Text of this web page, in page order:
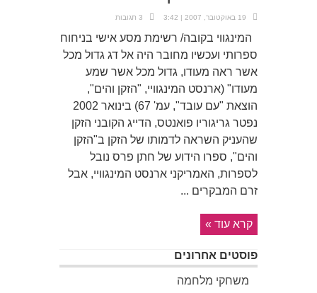
19 באוקטובר, 2007 | 3:42 3 תגובות
המינגווי בקובה/ רשימת מסע אישי בניחוח
ספרותי ועכשיו מחובר היה אל דג גדול מכל
אשר ראה מעודו, גדול מכל אשר שמע
מעודו" (ארנסט המינגוויי, "הזקן והים",
הוצאת "עם עובד", עמ' 67) בינואר 2002
נפטר גריגוריו פואנטס, הדייג הקובני הזקן
שהעניק השראה לדמותו של הזקן ב"הזקן
והים", ספרו הידוע של חתן פרס נובל
לספרות, האמריקני ארנסט המינגוויי, אבל
זרם המבקרים ...
קרא עוד »
פוסטים אחרונים
משחקי מלחמה